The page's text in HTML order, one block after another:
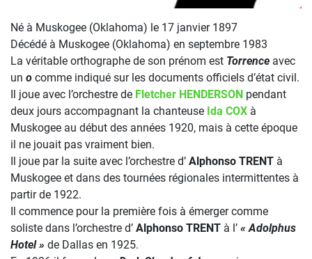
Né à Muskogee (Oklahoma) le 17 janvier 1897
Décédé à Muskogee (Oklahoma) en septembre 1983
La véritable orthographe de son prénom est Torrence avec
un o comme indiqué sur les documents officiels d’état civil.
Il joue avec l’orchestre de Fletcher HENDERSON pendant
deux jours accompagnant la chanteuse Ida COX à
Muskogee au début des années 1920, mais à cette époque
il ne jouait pas vraiment bien.
Il joue par la suite avec l’orchestre d’ Alphonso TRENT à
Muskogee et dans des tournées régionales intermittentes à
partir de 1922.
Il commence pour la première fois à émerger comme
soliste dans l’orchestre d’ Alphonso TRENT à l’ « Adolphus
Hotel » de Dallas en 1925.